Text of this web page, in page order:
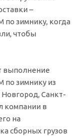
–
по зимнику, когда
чтобы
выполнение
по зимнику из
Санкт-
компании в
на
сборных грузов